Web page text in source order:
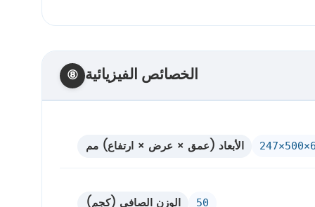
⑧ الخصائص الفيزيائية
الأبعاد (عمق × عرض × ارتفاع) مم
الوزن الصافي (كجم) 50